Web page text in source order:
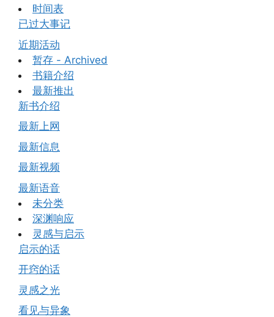
时间表
已过大事记
近期活动
暂存 - Archived
书籍介绍
最新推出
新书介绍
最新上网
最新信息
最新视频
最新语音
未分类
深渊响应
灵感与启示
启示的话
开窍的话
灵感之光
看见与异象